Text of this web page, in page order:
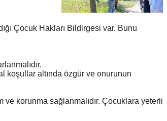
Çocuk Hakları Bildirgesi var. Bunu
koşullar altında özgür ve onurunun
korunma sağlanmalıdır. Çocuklara yeterli